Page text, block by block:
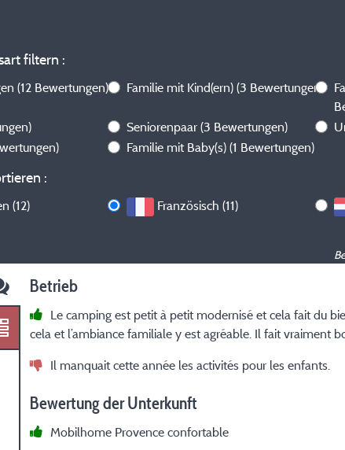
filtern :
(12 Bewertungen) Familie mit Kind(ern)(3 Bewertungen)
Seniorenpaar(3 Bewertungen)
Familie mit Baby(s)(1 Bewertungen)
:
(12) Französisch (11)
Betrieb
Le camping est petit à petit modernisé et cela fait du
cela et l’ambiance familiale y est agréable. Il fait vraiment
Il manquait cette année les activités pour les enfants.
Bewertung der Unterkunft
Mobilhome Provence confortable